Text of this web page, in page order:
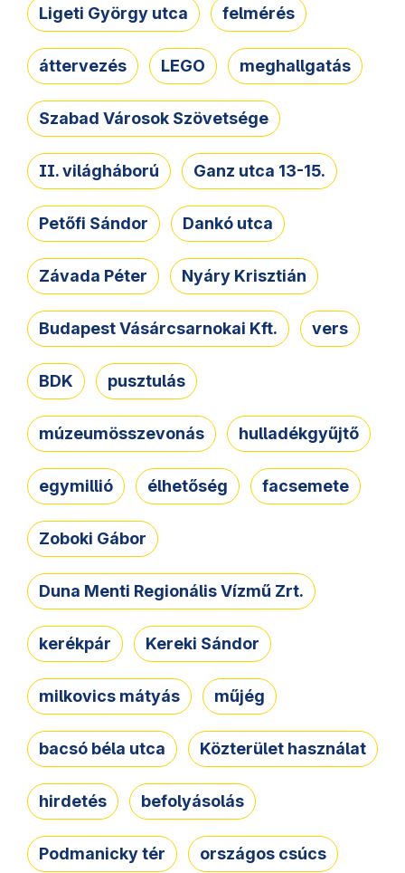
Ligeti György utca felmérés
áttervezés LEGO meghallgatás
Szabad Városok Szövetsége
II. világháború Ganz utca 13-15.
Petőfi Sándor Dankó utca
Závada Péter Nyáry Krisztián
Budapest Vásárcsarnokai Kft. vers
BDK pusztulás
múzeumösszevonás hulladékgyűjtő
egymillió élhetőség facsemete
Zoboki Gábor
Duna Menti Regionális Vízmű Zrt.
kerékpár Kereki Sándor
milkovics mátyás műjég
bacsó béla utca Közterület használat
hirdetés befolyásolás
Podmanicky tér országos csúcs